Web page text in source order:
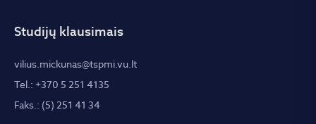
Studijų klausimais
vilius.mickunas@tspmi.vu.lt
Tel.: +370 5 251 4135
Faks.: (5) 251 41 34